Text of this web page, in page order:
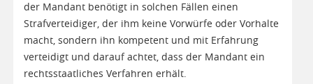
der Mandant benötigt in solchen Fällen einen
Strafverteidiger, der ihm keine Vorwürfe oder Vorhalte
macht, sondern ihn kompetent und mit Erfahrung
verteidigt und darauf achtet, dass der Mandant ein
rechtsstaatliches Verfahren erhält.